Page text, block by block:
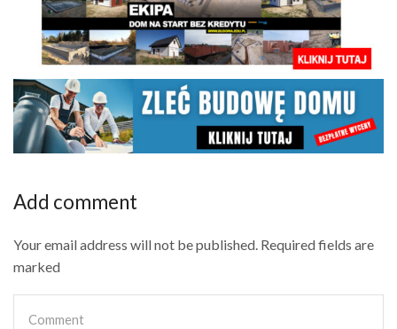
Add comment
Your email address will not be published. Required fields are
marked